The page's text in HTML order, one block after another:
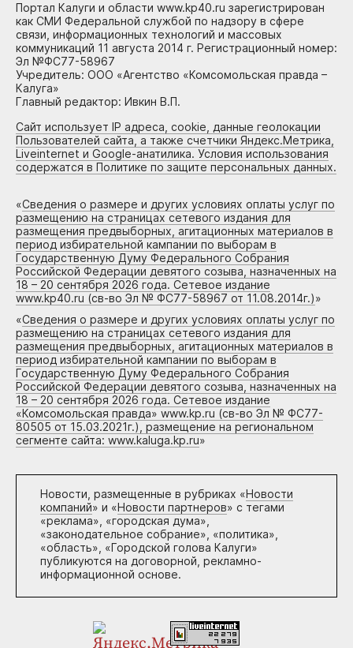
Портал Калуги и области www.kp40.ru зарегистрирован
как СМИ Федеральной службой по надзору в сфере
связи, информационных технологий и массовых
коммуникаций 11 августа 2014 г. Регистрационный номер:
Эл №ФС77-58967
Учредитель: ООО «Агентство «Комсомольская правда –
Калуга»
Главный редактор: Ивкин В.П.
Сайт использует IP адреса, cookie, данные геолокации
Пользователей сайта, а также счетчики Яндекс.Метрика,
Liveinternet и Google-анатилика. Условия использования
содержатся в Политике по защите персональных данных.
«Сведения о размере и других условиях оплаты услуг по
размещению на страницах сетевого издания для
размещения предвыборных, агитационных материалов в
период избирательной кампании по выборам в
Государственную Думу Федерального Собрания
Российской Федерации девятого созыва, назначенных на
18 – 20 сентября 2026 года. Сетевое издание
www.kp40.ru (св-во Эл № ФС77-58967 от 11.08.2014г.)»
«Сведения о размере и других условиях оплаты услуг по
размещению на страницах сетевого издания для
размещения предвыборных, агитационных материалов в
период избирательной кампании по выборам в
Государственную Думу Федерального Собрания
Российской Федерации девятого созыва, назначенных на
18 – 20 сентября 2026 года. Сетевое издание
«Комсомольская правда» www.kp.ru (св-во Эл № ФС77-
80505 от 15.03.2021г.), размещение на региональном
сегменте сайта: www.kaluga.kp.ru»
Новости, размещенные в рубриках «Новости
компаний» и «Новости партнеров» с тегами
«реклама», «городская дума»,
«законодательное собрание», «политика»,
«область», «Городской голова Калуги»
публикуются на договорной, рекламно-
информационной основе.